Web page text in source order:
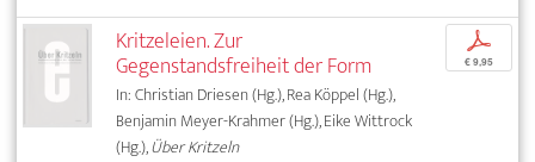
Kritzeleien. Zur
Gegenstandsfreiheit der Form
In: Christian Driesen (Hg.), Rea Köppel (Hg.),
Benjamin Meyer-Krahmer (Hg.), Eike Wittrock
(Hg.),Über Kritzeln
p
€ 9,95